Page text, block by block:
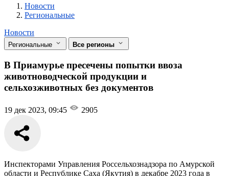
Новости
Разделы
Новости
Региональные
Новости
Региональные Все регионы
В Приамурье пресечены попытки ввоза
животноводческой продукции и
сельхозживотных без документов
19 дек 2023, 09:45 2905
Инспекторами Управления Россельхознадзора по Амурской
области и Республике Саха (Якутия) в декабре 2023 года в